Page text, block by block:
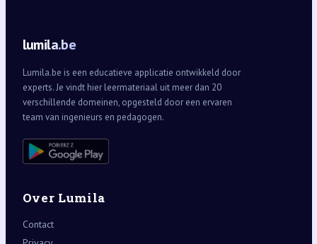
lumila.be
Lumila.be is een educatieve applicatie ontwikkeld door
experts. Je vindt hier leermateriaal uit meer dan 20
verschillende domeinen, opgesteld door een ervaren
team van ingenieurs en pedagogen.
Over Lumila
Contact